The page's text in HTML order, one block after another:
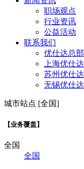
职场观点
行业资讯
公益活动
联系我们
优仕达总部
上海优仕达
苏州优仕达
无锡优仕达
城市站点 [全国]
【业务覆盖】
全国
全国